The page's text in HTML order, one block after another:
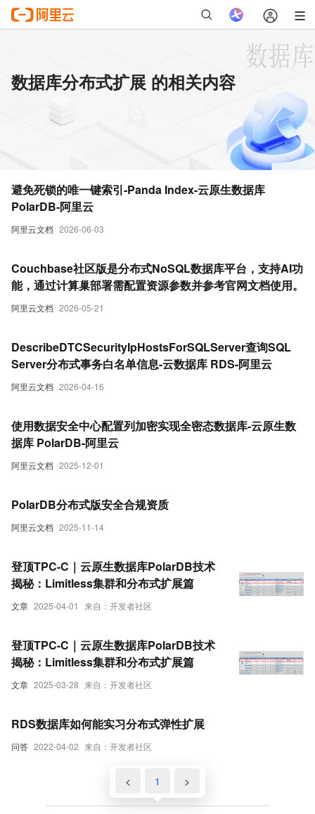
数据库分布式扩展 的相关内容
阿里云文档 2026-06-03
避免死锁的唯一键索引-Panda Index-云原生数据库
PolarDB-阿里云
阿里云文档 2026-05-21
Couchbase社区版是分布式NoSQL数据库平台，支持AI功
能，通过计算巢部署需配置资源参数并参考官网文档使用。
阿里云文档 2026-04-16
DescribeDTCSecurityIpHostsForSQLServer查询SQL
Server分布式事务白名单信息-云数据库 RDS-阿里云
阿里云文档 2025-12-01
使用数据安全中心配置列加密实现全密态数据库-云原生数
据库 PolarDB-阿里云
阿里云文档 2025-11-14
PolarDB分布式版安全合规资质
文章 2025-04-01 来自：开发者社区
登顶TPC-C｜云原生数据库PolarDB技术
揭秘：Limitless集群和分布式扩展篇
文章 2025-03-28 来自：开发者社区
登顶TPC-C｜云原生数据库PolarDB技术
揭秘：Limitless集群和分布式扩展篇
问答 2022-04-02 来自：开发者社区
RDS数据库如何能实习分布式弹性扩展
< 1 >